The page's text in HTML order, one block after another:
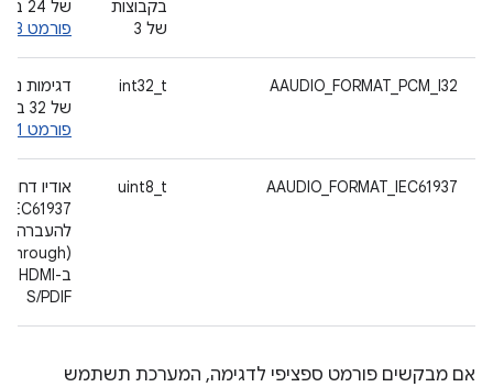
בקבוצות
של 3
של 24 ביט,
פורמט Q0.23
AAUDIO_FORMAT_PCM_I32
int32_t
דגימות
של 32 ביט,
פורמט Q0.31
AAUDIO_FORMAT_IEC61937
uint8_t
אודיו
IEC61937
להעברה
S/PDIF
אם מבקשים פורמט ספציפי לדגימה, המערכת תשתמש